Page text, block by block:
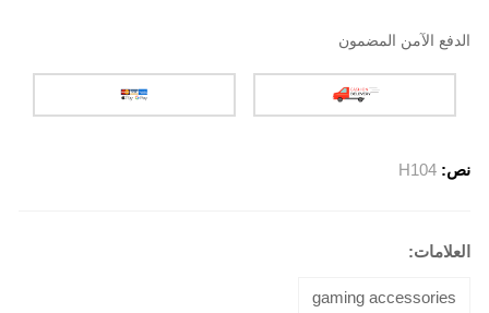
الدفع الآمن المضمون
نص: H104
العلامات:
gaming accessories